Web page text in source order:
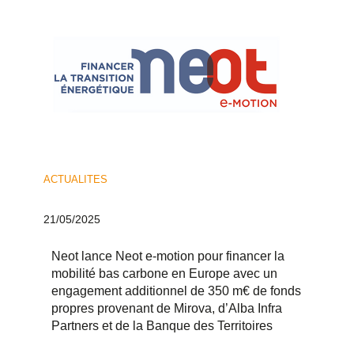
ACTUALITES
21/05/2025
Neot lance Neot e-motion pour financer la
mobilité bas carbone en Europe avec un
engagement additionnel de 350 m€ de fonds
propres provenant de Mirova, d’Alba Infra
Partners et de la Banque des Territoires